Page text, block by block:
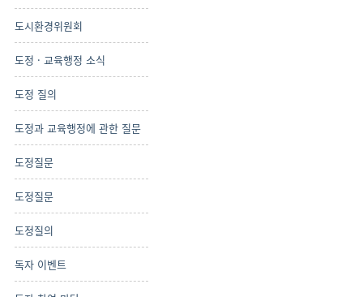
도시환경위원회
도정 · 교육행정 소식
도정 질의
도정과 교육행정에 관한 질문
도정질문
도정질문
도정질의
독자 이벤트